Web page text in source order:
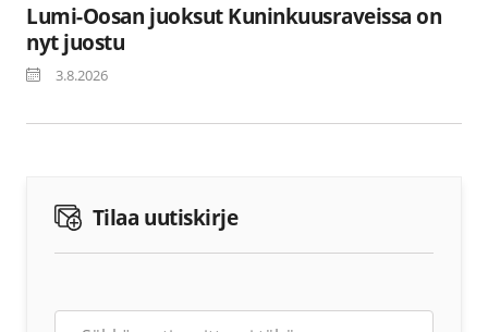
Lumi-Oosan juoksut Kuninkuusraveissa on
nyt juostu
3.8.2026
Tilaa uutiskirje